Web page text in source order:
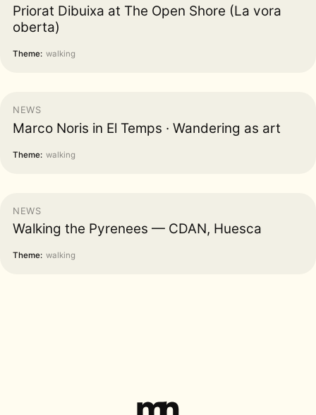
Priorat Dibuixa at The Open Shore (La vora
oberta)
Theme: walking
NEWS
Marco Noris in El Temps · Wandering as art
Theme: walking
NEWS
Walking the Pyrenees — CDAN, Huesca
Theme: walking